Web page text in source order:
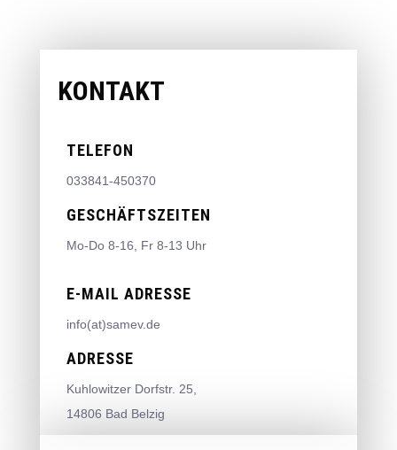
KONTAKT
TELEFON
033841-450370
GESCHÄFTSZEITEN
Mo-Do 8-16, Fr 8-13 Uhr
E-MAIL ADRESSE
info(at)samev.de
ADRESSE
Kuhlowitzer Dorfstr. 25,
14806 Bad Belzig